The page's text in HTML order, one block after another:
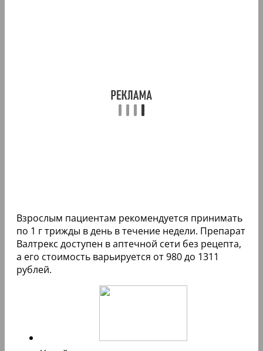
Взрослым пациентам рекомендуется принимать
по 1 г трижды в день в течение недели. Препарат
Валтрекс доступен в аптечной сети без рецепта,
а его стоимость варьируется от 980 до 1311
рублей.